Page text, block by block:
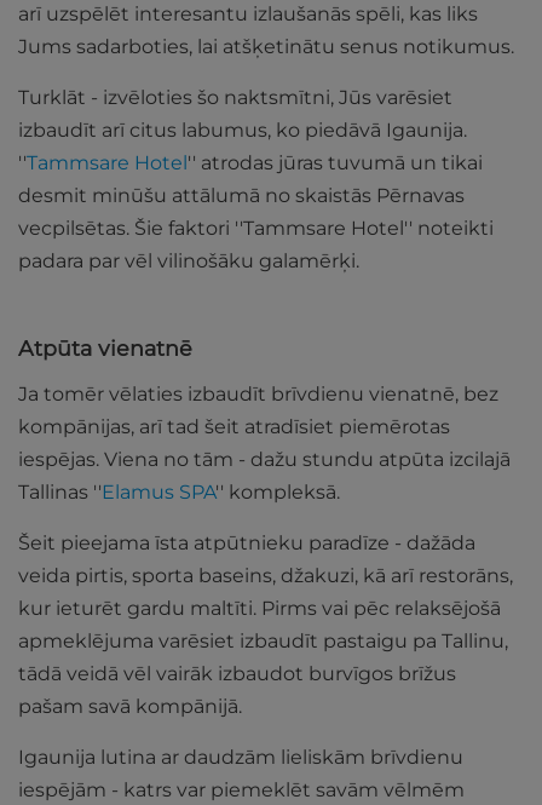
arī uzspēlēt interesantu izlaušanās spēli, kas liks
Jums sadarboties, lai atšķetinātu senus notikumus.
Turklāt - izvēloties šo naktsmītni, Jūs varēsiet
izbaudīt arī citus labumus, ko piedāvā Igaunija.
''Tammsare Hotel'' atrodas jūras tuvumā un tikai
desmit minūšu attālumā no skaistās Pērnavas
vecpilsētas. Šie faktori ''Tammsare Hotel'' noteikti
padara par vēl vilinošāku galamērķi.
Atpūta vienatnē
Ja tomēr vēlaties izbaudīt brīvdienu vienatnē, bez
kompānijas, arī tad šeit atradīsiet piemērotas
iespējas. Viena no tām - dažu stundu atpūta izcilajā
Tallinas ''Elamus SPA'' kompleksā.
Šeit pieejama īsta atpūtnieku paradīze - dažāda
veida pirtis, sporta baseins, džakuzi, kā arī restorāns,
kur ieturēt gardu maltīti. Pirms vai pēc relaksējošā
apmeklējuma varēsiet izbaudīt pastaigu pa Tallinu,
tādā veidā vēl vairāk izbaudot burvīgos brīžus
pašam savā kompānijā.
Igaunija lutina ar daudzām lieliskām brīvdienu
iespējām - katrs var piemeklēt savām vēlmēm